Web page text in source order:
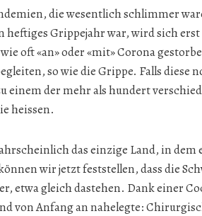
die wesentlich schlimmer
heftiges Grippejahr war, wird sich
oft «an» oder «mit» Corona
so wie die Grippe. Falls
einem der mehr als hundert
heissen.
das einzige Land, in dem
wir jetzt feststellen, dass die
etwa gleich dastehen. Dank einer
von Anfang an nahelegte: